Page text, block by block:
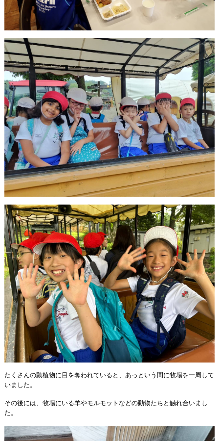
たくさんの動植物に目を奪われていると、あっという間に牧場を一周して
いました。
その後には、牧場にいる羊やモルモットなどの動物たちと触れ合いまし
た。